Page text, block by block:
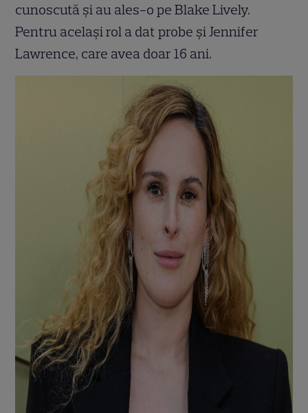
cunoscută și au ales-o pe Blake Lively.
Pentru același rol a dat probe și Jennifer
Lawrence, care avea doar 16 ani.